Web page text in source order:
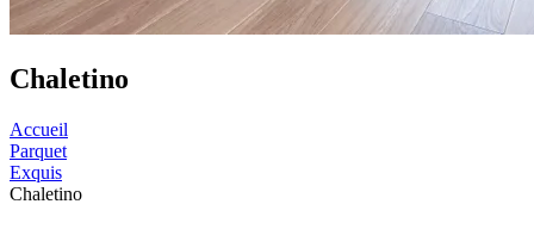
Chaletino
Accueil
Parquet
Exquis
Chaletino